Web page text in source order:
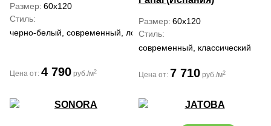
Размер 60x120
Стиль
черно-белый, современный, лофт
Цена от: 4 790 руб./м2
Размер 60x120
Стиль
современный, классический
Цена от: 7 710 руб./м2